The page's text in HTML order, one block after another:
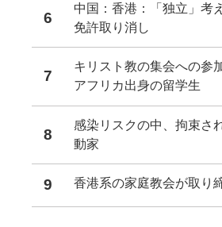
6
中国：香港：「独立」考
免許取り消し
7
キリスト教の集会への参
アフリカ出身の留学生
8
感染リスクの中、拘束さ
動家
9 香港系の家庭教会が取り